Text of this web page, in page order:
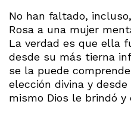
No han faltado,
Rosa a una mujer
La verdad es que ella
desde su más tierna
se la puede
elección divina y
mismo Dios le brindó y